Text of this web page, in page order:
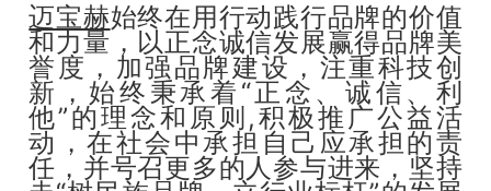
迈宝赫始终在用行动践行品牌的价值
和力量，以正念诚信发展赢得品牌美
誉度，加强品牌建设，注重科技创
新，始终秉承着“正念、诚信、利
他”的理念和原则,积极推广公益活
动，在社会中承担自己应承担的责
任，并号召更多的人参与进来，坚持